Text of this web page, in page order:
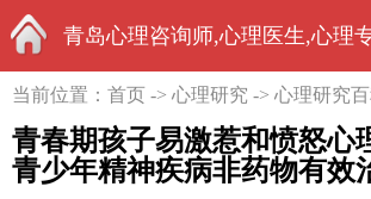
首页
青岛心理咨询师,心理医生,心理
家-中国心理学家秦启竞
当前位置： 首页 -> 心理研究 -> 心理研究
青春期孩子易激惹和愤怒心
青少年精神疾病非药物有效